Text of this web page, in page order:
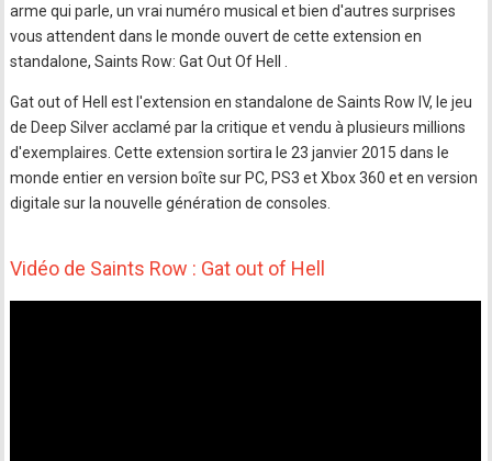
arme qui parle, un vrai numéro musical et bien d'autres surprises
vous attendent dans le monde ouvert de cette extension en
standalone, Saints Row: Gat Out Of Hell .
Gat out of Hell est l'extension en standalone de Saints Row IV, le jeu
de Deep Silver acclamé par la critique et vendu à plusieurs millions
d'exemplaires. Cette extension sortira le 23 janvier 2015 dans le
monde entier en version boîte sur PC, PS3 et Xbox 360 et en version
digitale sur la nouvelle génération de consoles.
Vidéo de Saints Row : Gat out of Hell